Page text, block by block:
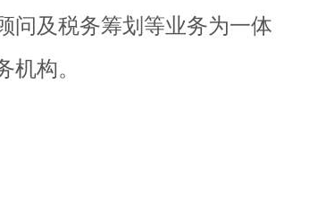
问及税务筹划等业务为一体
构。